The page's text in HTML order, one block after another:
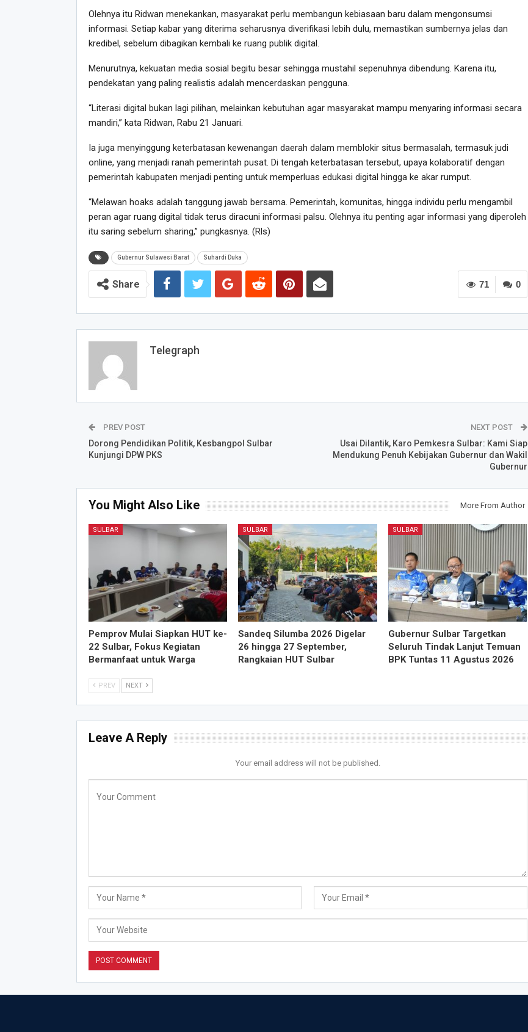
Olehnya itu Ridwan menekankan, masyarakat perlu membangun kebiasaan baru dalam mengonsumsi
informasi. Setiap kabar yang diterima seharusnya diverifikasi lebih dulu, memastikan sumbernya jelas dan
kredibel, sebelum dibagikan kembali ke ruang publik digital.
Menurutnya, kekuatan media sosial begitu besar sehingga mustahil sepenuhnya dibendung. Karena itu,
pendekatan yang paling realistis adalah mencerdaskan pengguna.
“Literasi digital bukan lagi pilihan, melainkan kebutuhan agar masyarakat mampu menyaring informasi secara
mandiri,” kata Ridwan, Rabu 21 Januari.
Ia juga menyinggung keterbatasan kewenangan daerah dalam memblokir situs bermasalah, termasuk judi
online, yang menjadi ranah pemerintah pusat. Di tengah keterbatasan tersebut, upaya kolaboratif dengan
pemerintah kabupaten menjadi penting untuk memperluas edukasi digital hingga ke akar rumput.
“Melawan hoaks adalah tanggung jawab bersama. Pemerintah, komunitas, hingga individu perlu mengambil
peran agar ruang digital tidak terus diracuni informasi palsu. Olehnya itu penting agar informasi yang diperoleh
itu saring sebelum sharing,” pungkasnya. (Rls)
Gubernur Sulawesi Barat Suhardi Duka
0
71
Share
Telegraph
PREV POST
Dorong Pendidikan Politik, Kesbangpol Sulbar
Kunjungi DPW PKS
NEXT POST
Usai Dilantik, Karo Pemkesra Sulbar: Kami Siap
Mendukung Penuh Kebijakan Gubernur dan Wakil
Gubernur
You Might Also Like More From Author
SULBAR
Pemprov Mulai Siapkan HUT ke-
22 Sulbar, Fokus Kegiatan
Bermanfaat untuk Warga
SULBAR
Sandeq Silumba 2026 Digelar
26 hingga 27 September,
Rangkaian HUT Sulbar
SULBAR
Gubernur Sulbar Targetkan
Seluruh Tindak Lanjut Temuan
BPK Tuntas 11 Agustus 2026
PREV NEXT
Leave A Reply
Your email address will not be published.